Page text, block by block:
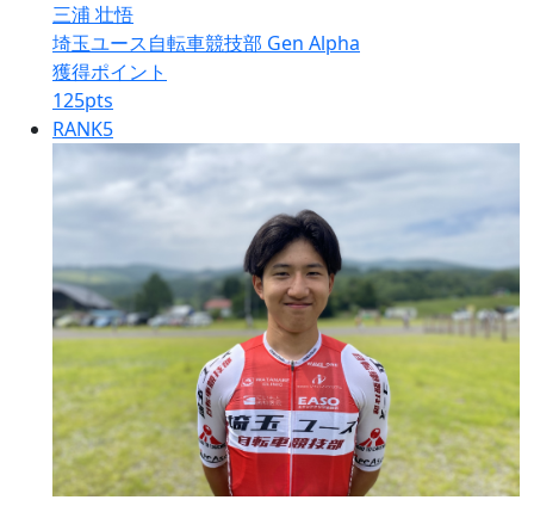
三浦 壮悟
埼玉ユース自転車競技部 Gen Alpha
獲得ポイント
125pts
RANK5